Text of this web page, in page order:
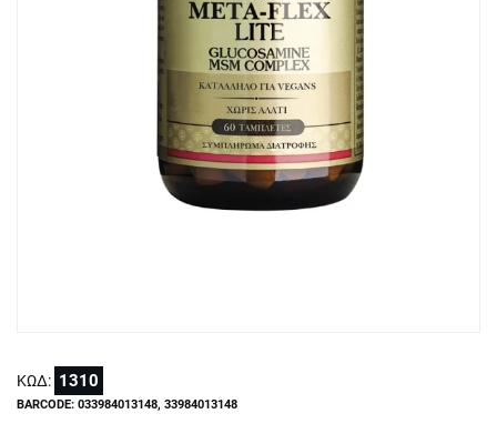
ΚΩΔ: 1310
BARCODE: 033984013148, 33984013148